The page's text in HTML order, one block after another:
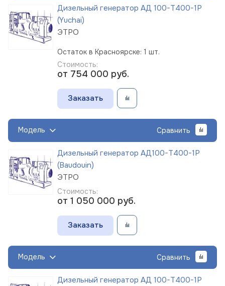
Дизельный генератор АД 100-Т400-1Р
(Yuchai)
ЭТРО
Остаток в Красноярске: 1 шт.
Стоимость:
от 754 000 руб.
Заказать
Модель Сравнить
Дизельный генератор АД100-Т400-1Р
(Baudouin)
ЭТРО
Стоимость:
от 1 050 000 руб.
Заказать
Модель Сравнить
Дизельный генератор АД 100-Т400-1Р